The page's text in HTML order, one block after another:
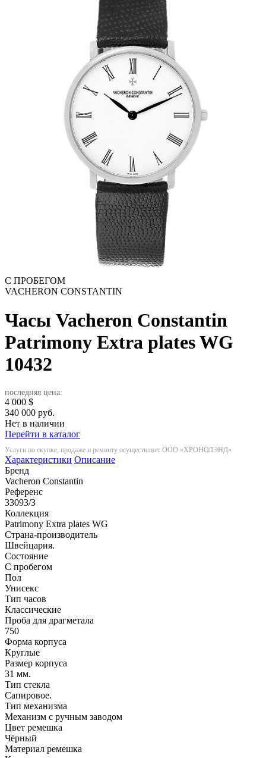
С ПРОБЕГОМ
VACHERON CONSTANTIN
Часы Vacheron Constantin
Patrimony Extra plates WG
10432
последняя цена:
4 000 $
340 000 руб.
Нет в наличии
Перейти в каталог
Услуги по скупке, продаже и ремонту осуществляет ООО «ХРОНОЛЭНД»
Характеристики Описание
Бренд
Vacheron Constantin
Референс
33093/3
Коллекция
Patrimony Extra plates WG
Страна-производитель
Швейцария.
Состояние
С пробегом
Пол
Унисекс
Тип часов
Классические
Проба для драгметала
750
Форма корпуса
Круглые
Размер корпуса
31 мм.
Тип стекла
Сапировое.
Тип механизма
Механизм с ручным заводом
Цвет ремешка
Чёрный
Материал ремешка